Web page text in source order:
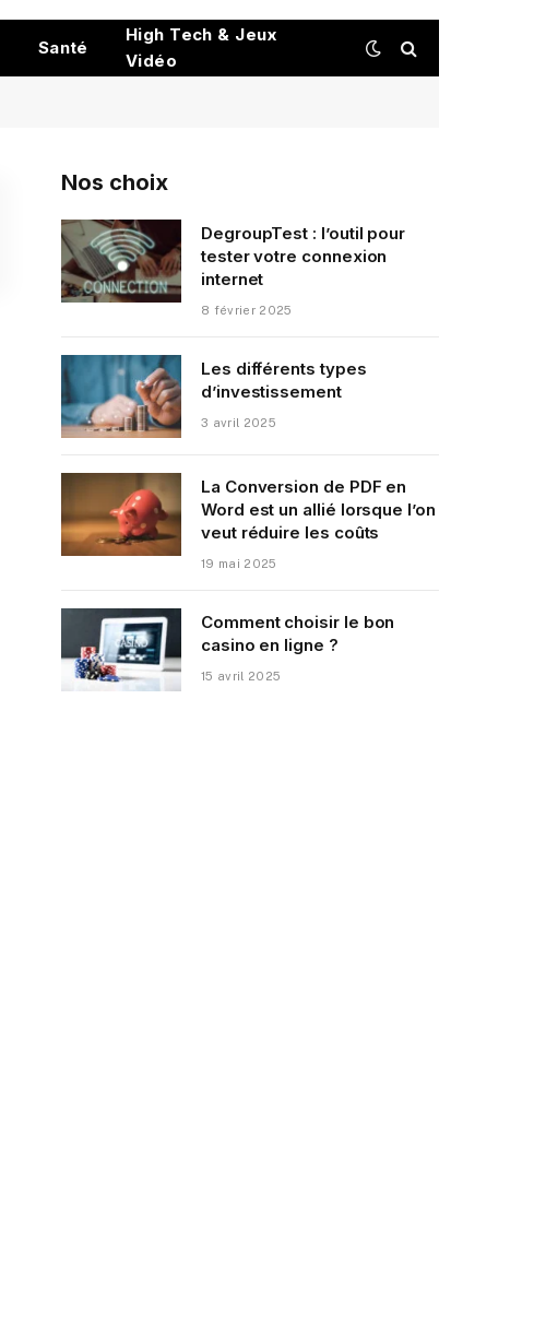
Santé
High Tech & Jeux
Vidéo
Nos choix
DegroupTest : l’outil pour
tester votre connexion
internet
8 février 2025
Les différents types
d’investissement
3 avril 2025
La Conversion de PDF en
Word est un allié lorsque l’on
veut réduire les coûts
19 mai 2025
Comment choisir le bon
casino en ligne ?
15 avril 2025